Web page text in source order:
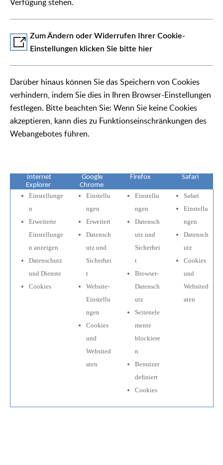
Verfügung stehen.
Zum Ändern oder Widerrufen Ihrer Cookie-
Einstellungen klicken Sie bitte hier
Darüber hinaus können Sie das Speichern von Cookies
verhindern, indem Sie dies in Ihren Browser-Einstellungen
festlegen. Bitte beachten Sie: Wenn Sie keine Cookies
akzeptieren, kann dies zu Funktionseinschränkungen des
Webangebotes führen.
Internet
Explorer
Google
Chrome
Firefox Safari
Einstellunge
n
Erweiterte
Einstellunge
n anzeigen
Datenschutz
und Dienste
Cookies
Einstellu
ngen
Erweitert
Datensch
utz und
Sicherhei
t
Website-
Einstellu
ngen
Cookies
und
Websited
aten
Einstellu
ngen
Datensch
utz und
Sicherhei
t
Browser-
Datensch
utz
Seitenele
mente
blockiere
n
Benutzer
definiert
Cookies
Safari
Einstellu
ngen
Datensch
utz
Cookies
und
Websited
aten